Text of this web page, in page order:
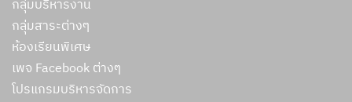
กลุ่มบริหารงาน
กลุ่มสาระต่างๆ
ห้องเรียนพิเศษ
เพจ Facebook ต่างๆ
โปรแกรมบริหารจัดการ